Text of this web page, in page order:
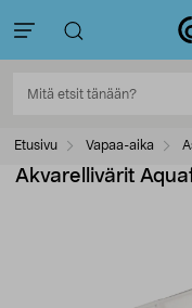
Etusivu Vapaa-aika
Akvarellivärit